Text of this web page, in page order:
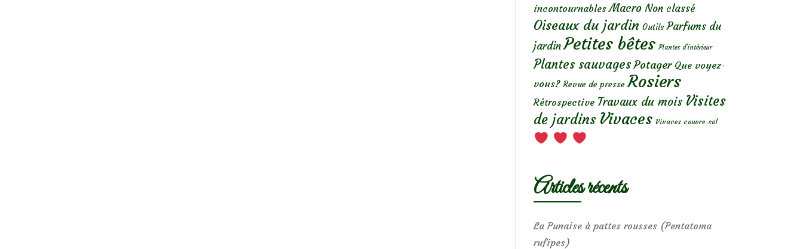
incontournables Macro Non classé
Oiseaux du jardin Outils Parfums du
jardin Petites bêtes Plantes d’intérieur
Plantes sauvages Potager Que voyez-
vous? Revue de presse Rosiers
Rétrospective Travaux du mois Visites
de jardins Vivaces Vivaces couvre-sol
Articles récents
La Punaise à pattes rousses (Pentatoma
rufipes)